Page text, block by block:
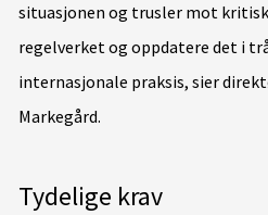
situasjonen og trusler mot
regelverket og oppdatere det i
internasjonale praksis, sier
Markegård.
Tydelige krav